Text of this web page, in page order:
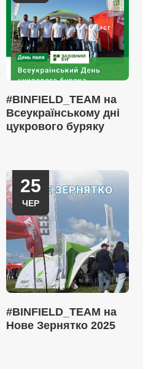
#BINFIELD_TEAM на
Всеукраїнському дні
цукрового буряку
25
ЧЕР
#BINFIELD_TEAM на
Нове Зернятко 2025